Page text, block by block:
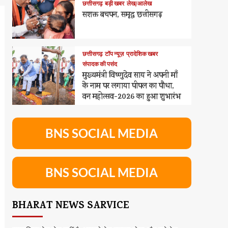
छत्तीसगढ़ बड़ी खबर लेख/आलेख
सशक्त बचपन, समृद्ध छत्तीसगढ़
छत्तीसगढ़ टॉप न्यूज़ प्रादेशिक खबर
संपादक की पसंद
मुख्यमंत्री विष्णुदेव साय ने अपनी माँ
के नाम पर लगाया पीपल का पौधा,
वन महोत्सव-2026 का हुआ शुभारंभ
BNS SOCIAL MEDIA
BNS SOCIAL MEDIA
BHARAT NEWS SARVICE